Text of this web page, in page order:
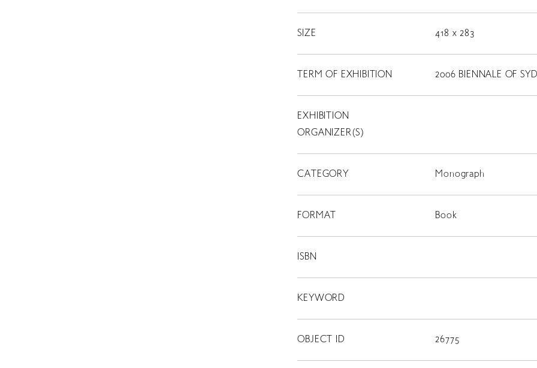
THINK ISLANDS
LIBRARY
RETRACE
動画
SIZE 418 x 283
TERM OF EXHIBITION 2006 BIENNALE OF
EXHIBITION
ORGANIZER(S)
CATEGORY Monograph
FORMAT Book
ISBN
KEYWORD
OBJECT ID 26775